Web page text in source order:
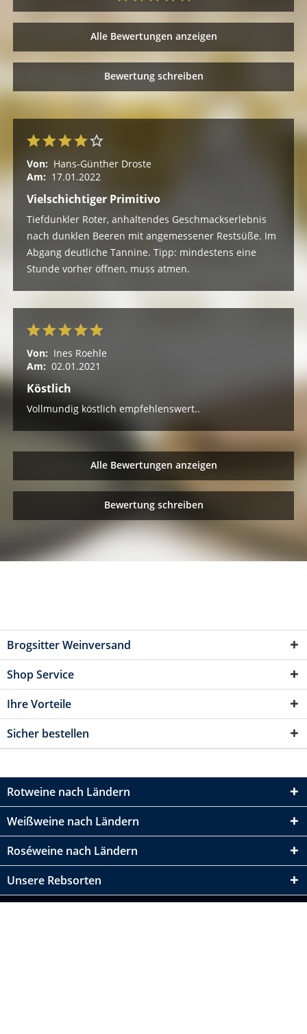
Alle Bewertungen anzeigen
Bewertung schreiben
Von: Hans-Günther Droste
Am: 17.01.2022
Vielschichtiger Primitivo
Tiefdunkler Roter, anhaltendes Geschmackserlebnis
nach dunklen Beeren mit angemessener Restsüße. Im
Abgang deutliche Tannine. Tipp: mindestens eine
Stunde vorher öffnen, muss atmen.
Von: Ines Roehle
Am: 02.01.2021
Köstlich
Vollmundig köstlich empfehlenswert..
Alle Bewertungen anzeigen
Bewertung schreiben
Brogsitter Weinversand
Shop Service
Ihre Vorteile
Sicher bestellen
Rotweine nach Ländern
Weißweine nach Ländern
Roséweine nach Ländern
Unsere Rebsorten